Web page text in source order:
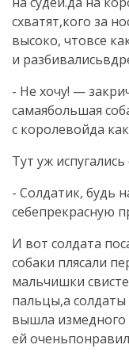
схватят,кого за
высоко, чтовсе
и
- Не хочу! —
самаябольшая
с королевойда
Тут уж
- Солдатик, будь
себепрекрасную
И вот солдата
собаки плясали
мальчишки
пальцы,а солдаты
вышла измедного
ей